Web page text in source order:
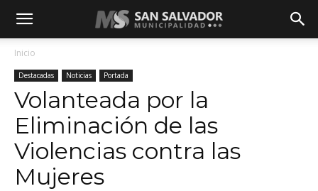
Inicio
Destacadas Noticias Portada
Volanteada por la
Eliminación de las
Violencias contra las
Mujeres